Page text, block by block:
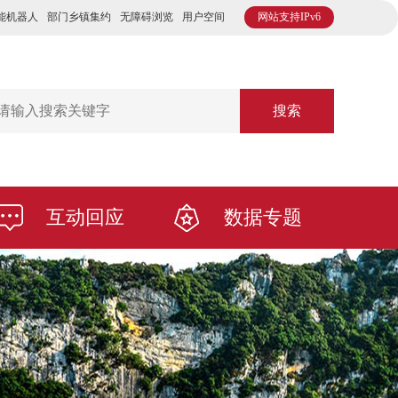
网站支持IPv6
机器人 部门乡镇集约 无障碍浏览 用户空间
搜索
互动回应 数据专题